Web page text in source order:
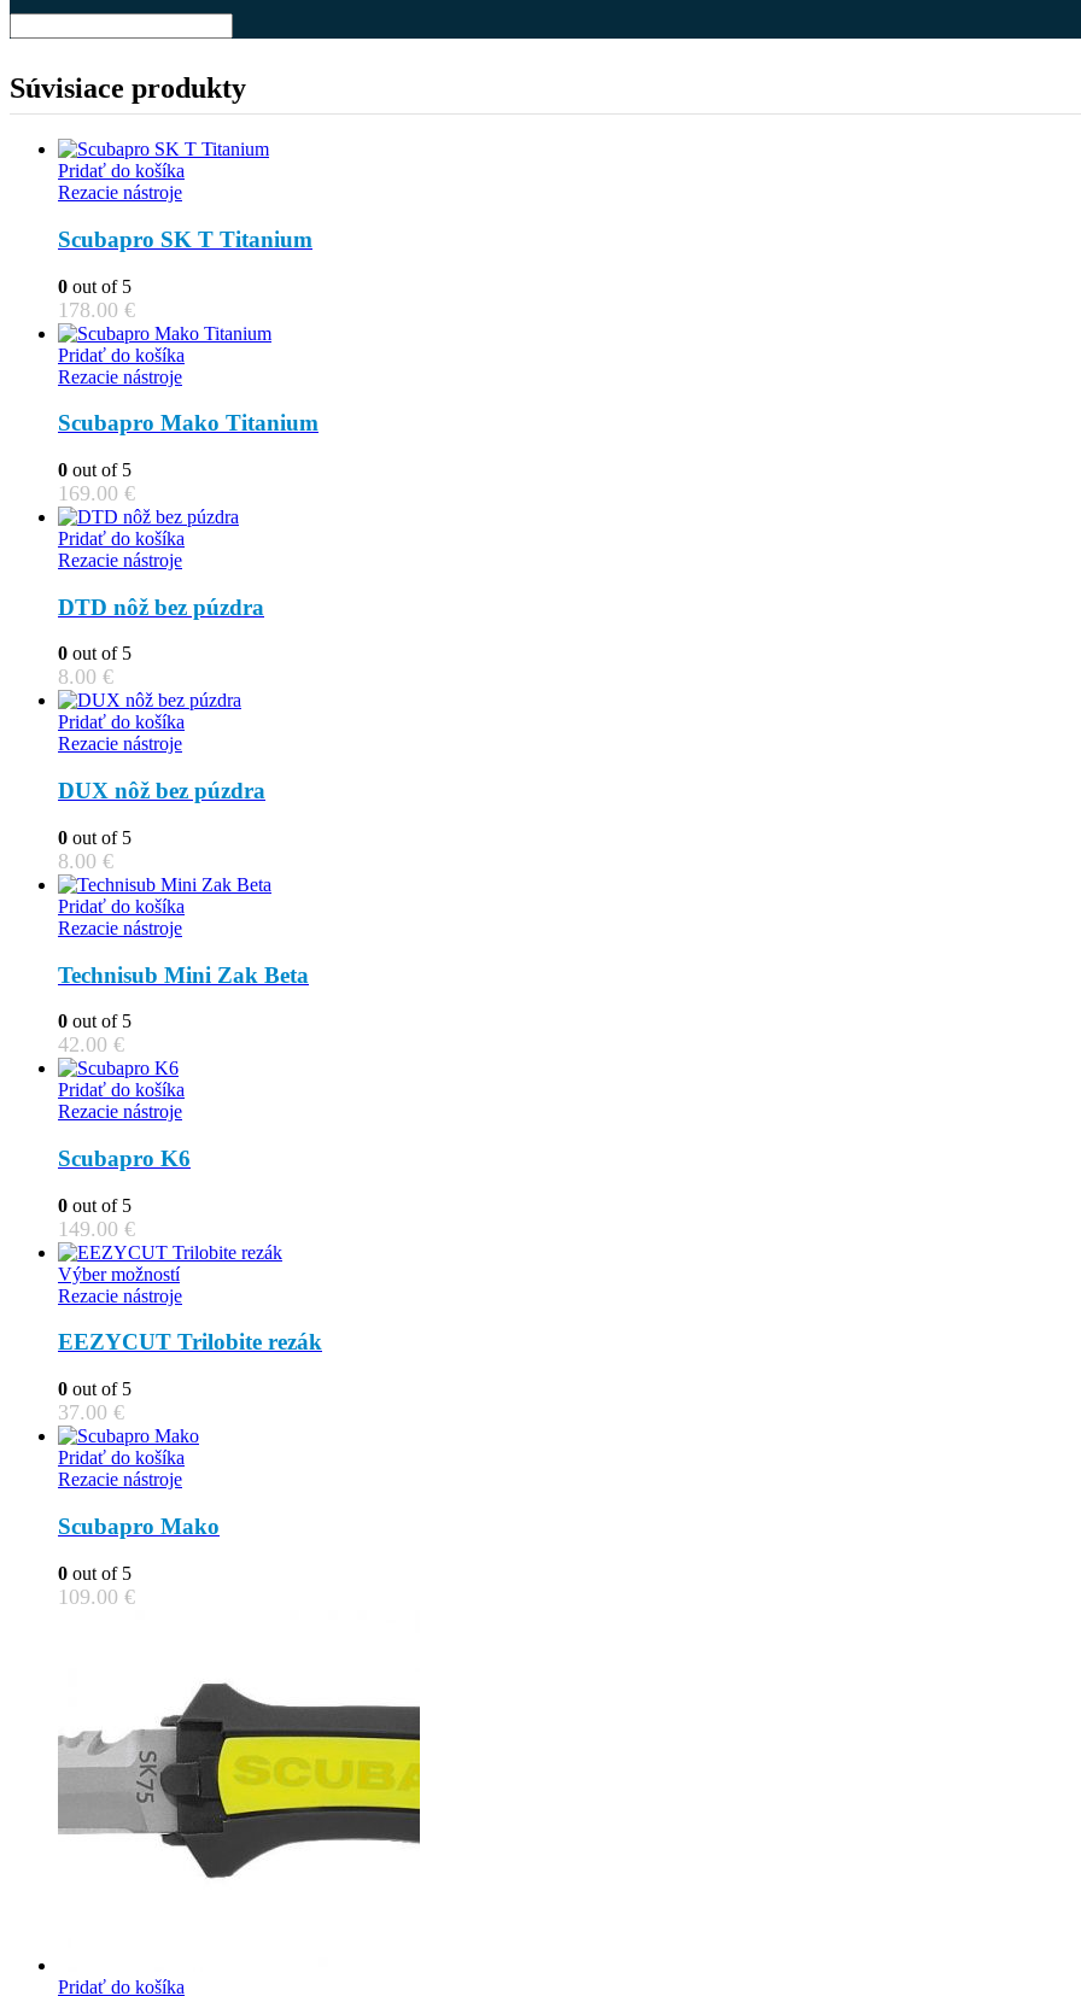
Súvisiace produkty
Pridať do košíka
Rezacie nástroje
Scubapro SK T Titanium
0 out of 5
178.00 €
Pridať do košíka
Rezacie nástroje
Scubapro Mako Titanium
0 out of 5
169.00 €
Pridať do košíka
Rezacie nástroje
DTD nôž bez púzdra
0 out of 5
8.00 €
Pridať do košíka
Rezacie nástroje
DUX nôž bez púzdra
0 out of 5
8.00 €
Pridať do košíka
Rezacie nástroje
Technisub Mini Zak Beta
0 out of 5
42.00 €
Pridať do košíka
Rezacie nástroje
Scubapro K6
0 out of 5
149.00 €
Výber možnostíThis
product
multiple
may
be
chosen
on
product
Rezacie nástroje
EEZYCUT Trilobite rezák
0 out of 5
37.00 €
Pridať do košíka
Rezacie nástroje
Scubapro Mako
0 out of 5
109.00 €
Pridať do košíka